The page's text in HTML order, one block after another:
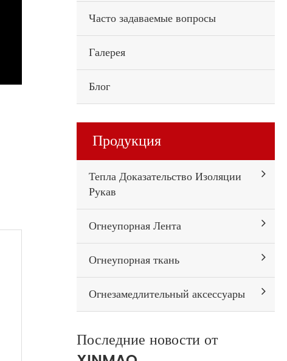
Часто задаваемые вопросы
Галерея
Блог
Продукция
Тепла Доказательство Изоляции
Рукав
Огнеупорная Лента
Огнеупорная ткань
Огнезамедлительный аксессуары
Последние новости от